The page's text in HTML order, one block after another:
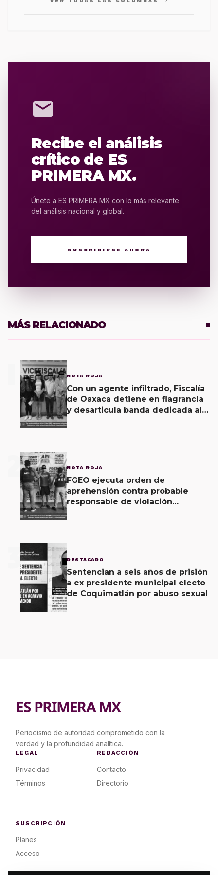
mail
Recibe el análisis
crítico de ES
PRIMERA MX.
Únete a ES PRIMERA MX con lo más relevante
del análisis nacional y global.
SUSCRIBIRSE AHORA
MÁS RELACIONADO
NOTA ROJA
Con un agente infiltrado, Fiscalía
de Oaxaca detiene en flagrancia
y desarticula banda dedicada al
2 NOTA ROJA
FGEO ejecuta orden de
aprehensión contra probable
responsable de violación
3 DESTACADO
Sentencian a seis años de prisión
a ex presidente municipal electo
de Coquimatlán por abuso sexual
ES PRIMERA MX
Periodismo de autoridad comprometido con la
verdad y la profundidad analítica.
LEGAL
Privacidad
Términos
REDACCIÓN
Contacto
Directorio
SUSCRIPCIÓN
Planes
Acceso